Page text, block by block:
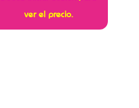
ver el precio.